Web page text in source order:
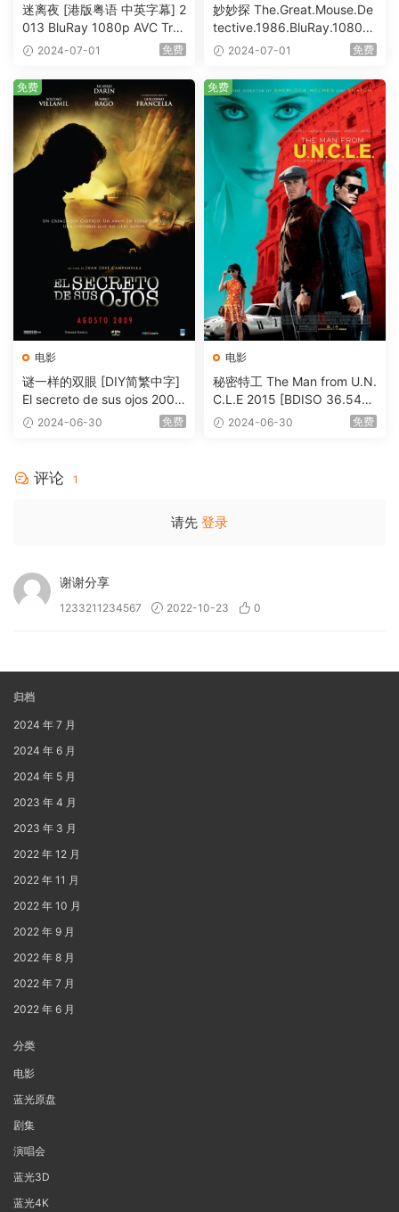
迷离夜 [港版粤语 中英字幕] 2
013 BluRay 1080p AVC Tru
eHD5.1 [BDISO 22.64GB]
2024-07-01 免费
妙妙探 The.Great.Mouse.De
tective.1986.BluRay.1080p.
AVC.DTS-HD.MA.5.1-HDHo
2024-07-01 免费
电影
谜一样的双眼 [DIY简繁中字]
El secreto de sus ojos 2009
1080p Blu-ray AVC DTS-HD
2024-06-30 免费
免费
电影
秘密特工 The Man from U.N.
C.L.E 2015 [BDISO 36.54G
B] 2024-06-30 免费
免费
评论 1
请先 登录
谢谢分享
1233211234567 2022-10-23 0
归档
2024 年 7 月
2024 年 6 月
2024 年 5 月
2023 年 4 月
2023 年 3 月
2022 年 12 月
2022 年 11 月
2022 年 10 月
2022 年 9 月
2022 年 8 月
2022 年 7 月
2022 年 6 月
分类
电影
蓝光原盘
剧集
演唱会
蓝光3D
蓝光4K